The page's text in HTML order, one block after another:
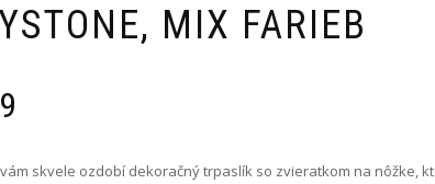
MIX FARIEB
skvele ozdobí dekoračný trpaslík so zvieratkom na nôžke,